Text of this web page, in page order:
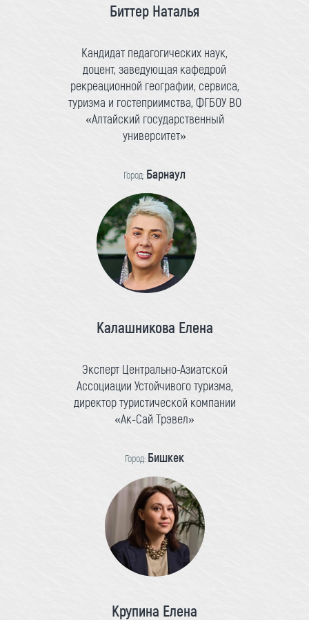
Биттер Наталья
Кандидат педагогических наук,
доцент, заведующая кафедрой
рекреационной географии, сервиса,
туризма и гостеприимства, ФГБОУ ВО
«Алтайский государственный
университет»
Город: Барнаул
Калашникова Елена
Эксперт Центрально-Азиатской
Ассоциации Устойчивого туризма,
директор туристической компании
«Ак-Сай Трэвел»
Город: Бишкек
Крупина Елена